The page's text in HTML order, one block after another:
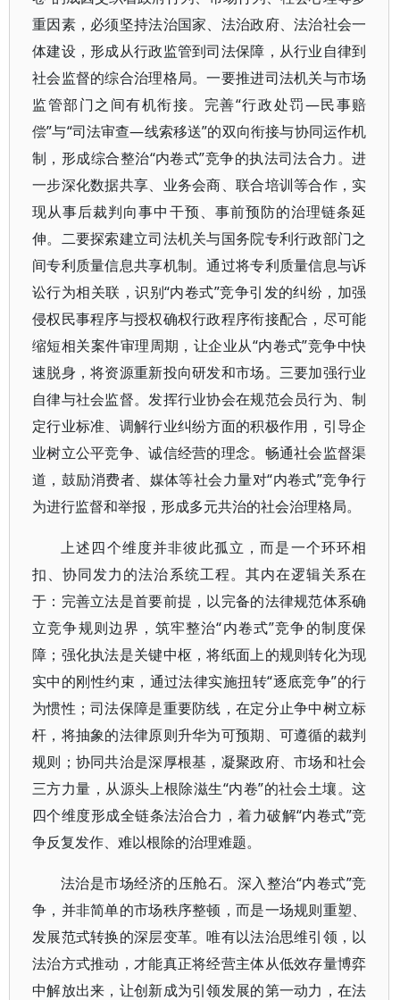
重因素，必须坚持法治国家、法治政府、法治社会一
体建设，形成从行政监管到司法保障，从行业自律到
社会监督的综合治理格局。一要推进司法机关与市场
监管部门之间有机衔接。完善“行政处罚—民事赔
偿”与“司法审查—线索移送”的双向衔接与协同运作机
制，形成综合整治“内卷式”竞争的执法司法合力。进
一步深化数据共享、业务会商、联合培训等合作，实
现从事后裁判向事中干预、事前预防的治理链条延
伸。二要探索建立司法机关与国务院专利行政部门之
间专利质量信息共享机制。通过将专利质量信息与诉
讼行为相关联，识别“内卷式”竞争引发的纠纷，加强
侵权民事程序与授权确权行政程序衔接配合，尽可能
缩短相关案件审理周期，让企业从“内卷式”竞争中快
速脱身，将资源重新投向研发和市场。三要加强行业
自律与社会监督。发挥行业协会在规范会员行为、制
定行业标准、调解行业纠纷方面的积极作用，引导企
业树立公平竞争、诚信经营的理念。畅通社会监督渠
道，鼓励消费者、媒体等社会力量对“内卷式”竞争行
为进行监督和举报，形成多元共治的社会治理格局。
上述四个维度并非彼此孤立，而是一个环环相
扣、协同发力的法治系统工程。其内在逻辑关系在
于：完善立法是首要前提，以完备的法律规范体系确
立竞争规则边界，筑牢整治“内卷式”竞争的制度保
障；强化执法是关键中枢，将纸面上的规则转化为现
实中的刚性约束，通过法律实施扭转“逐底竞争”的行
为惯性；司法保障是重要防线，在定分止争中树立标
杆，将抽象的法律原则升华为可预期、可遵循的裁判
规则；协同共治是深厚根基，凝聚政府、市场和社会
三方力量，从源头上根除滋生“内卷”的社会土壤。这
四个维度形成全链条法治合力，着力破解“内卷式”竞
争反复发作、难以根除的治理难题。
法治是市场经济的压舱石。深入整治“内卷式”竞
争，并非简单的市场秩序整顿，而是一场规则重塑、
发展范式转换的深层变革。唯有以法治思维引领，以
法治方式推动，才能真正将经营主体从低效存量博弈
中解放出来，让创新成为引领发展的第一动力，在法